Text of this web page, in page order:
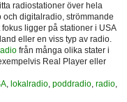
radiostationer över hela
digitalradio, strömmande
ligger på stationer i USA
eller en viss typ av radio.
från många olika stater i
Real Player eller
, lokalradio, poddradio, radio,